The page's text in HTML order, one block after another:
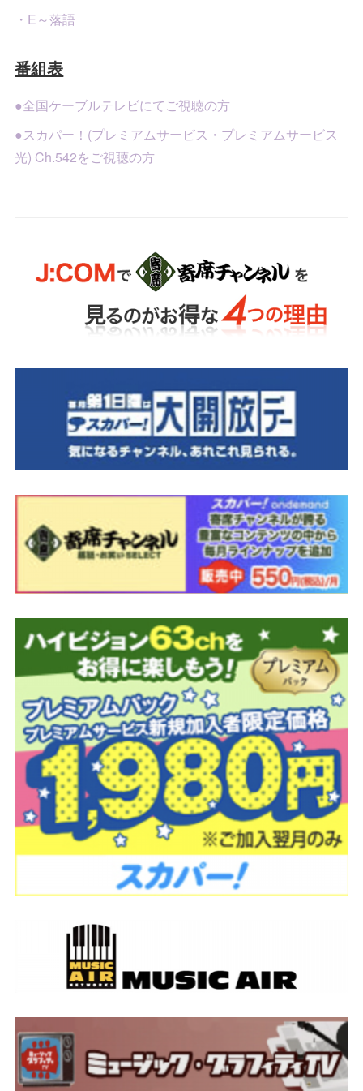
・E～落語
番組表
●全国ケーブルテレビにてご視聴の方
●スカパー！(プレミアムサービス・プレミアムサービス
光) Ch.542をご視聴の方